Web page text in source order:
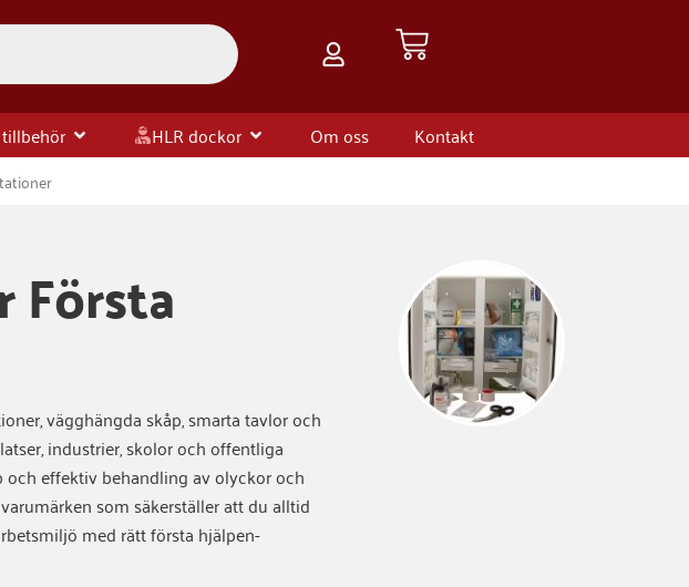
Varukorg
Öppna Hjärtstartare & tillbehör
HLR dockor Öppna HLR dockor
Om oss Kontakt
Första
vägghängda skåp, smarta tavlor och
industrier, skolor och offentliga
effektiv behandling av olyckor och
som säkerställer att du alltid
med rätt första hjälpen-